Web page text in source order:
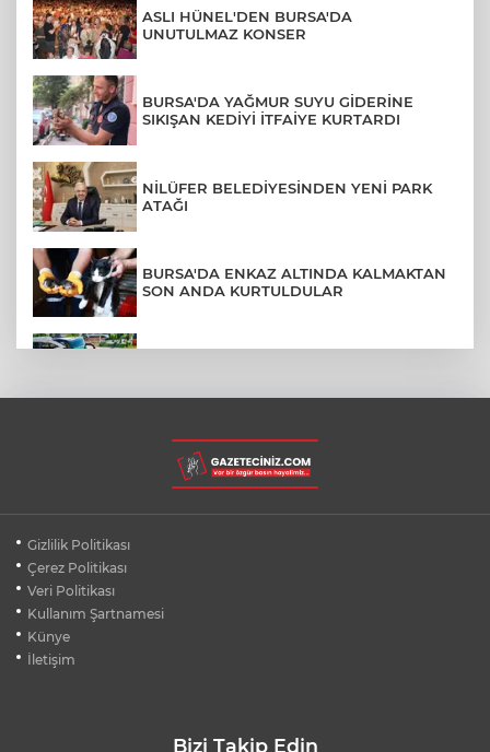
ASLI HÜNEL'DEN BURSA'DA
UNUTULMAZ KONSER
BURSA'DA YAĞMUR SUYU GİDERİNE
SIKIŞAN KEDİYİ İTFAİYE KURTARDI
NİLÜFER BELEDİYESİNDEN YENİ PARK
ATAĞI
BURSA'DA ENKAZ ALTINDA KALMAKTAN
SON ANDA KURTULDULAR
BURSA'DA DEPO YANGINI BİNAYA
SIÇRAMADAN SÖNDÜRÜLDÜ
SİLİVRİ'DE YANGIN: MAHSUR KALANLAR
Gizlilik Politikası
Çerez Politikası
Veri Politikası
Kullanım Şartnamesi
Künye
İletişim
Bizi Takip Edin